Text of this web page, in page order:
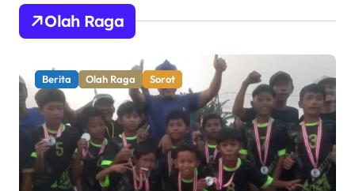
Olah Raga
Berita Olah Raga Sorot